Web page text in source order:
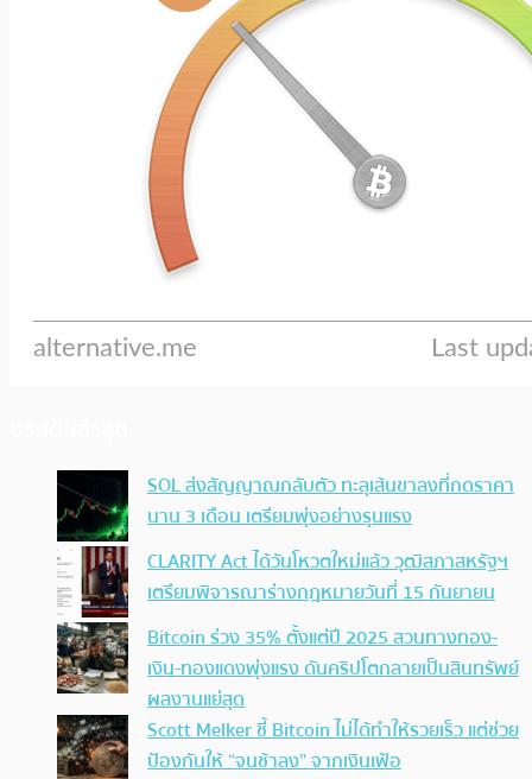
SOL ส่งสัญญาณกลับตัว ทะลุเส้นขาลงที่กดราคา
นาน 3 เดือน เตรียมพุ่งอย่างรุนแรง
CLARITY Act ได้วันโหวตใหม่แล้ว วุฒิสภาสหรัฐฯ
เตรียมพิจารณาร่างกฎหมายวันที่ 15 กันยายน
Bitcoin ร่วง 35% ตั้งแต่ปี 2025 สวนทางทอง-
เงิน-ทองแดงพุ่งแรง ดันคริปโตกลายเป็นสินทรัพย์
ผลงานแย่สุด
Scott Melker ชี้ Bitcoin ไม่ได้ทำให้รวยเร็ว แต่ช่วย
ป้องกันให้ “จนช้าลง” จากเงินเฟ้อ